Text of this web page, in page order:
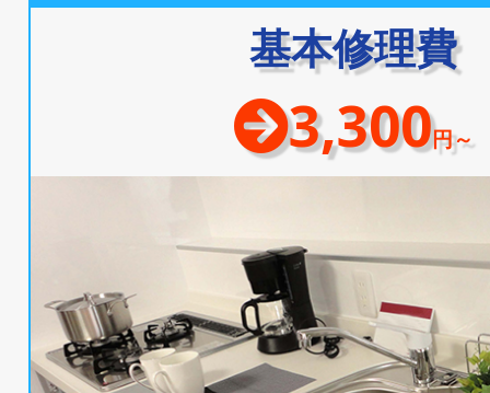
基本修理費
3,300円～